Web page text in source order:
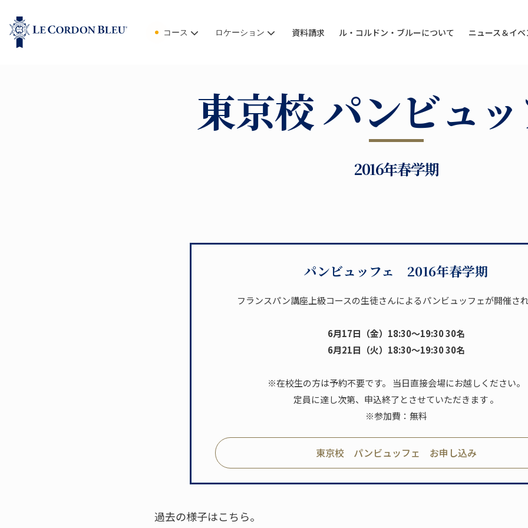
コース ロケーション 資料請求 ル・コルドン・ブルーについて ニュース＆イ
東京校 パンビュ
2016年春学期
パンビュッフェ 2016年春学期
フランスパン講座上級コースの生徒さんによるパンビュッフェが開催さ
6月17日（金）18:30～19:30 30名
6月21日（火）18:30～19:30 30名
※在校生の方は予約不要です。 当日直接会場にお越しください。
定員に達し次第、申込終了とさせていただきます 。
※参加費：無料
東京校 パンビュッフェ お申し込み
過去の様子はこちら。